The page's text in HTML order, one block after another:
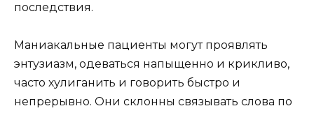
последствия.
Маниакальные пациенты могут проявлять
энтузиазм, одеваться напыщенно и крикливо,
часто хулиганить и говорить быстро и
непрерывно. Они склонны связывать слова по